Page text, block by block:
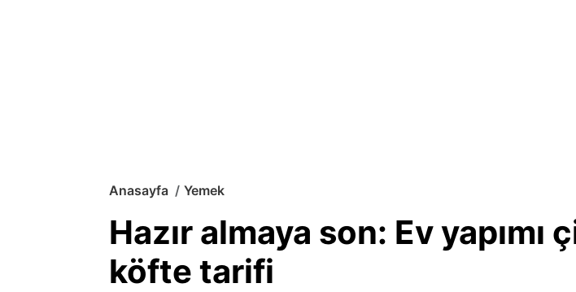
Anasayfa Yemek
Hazır almaya son: Ev yapımı
köfte tarifi